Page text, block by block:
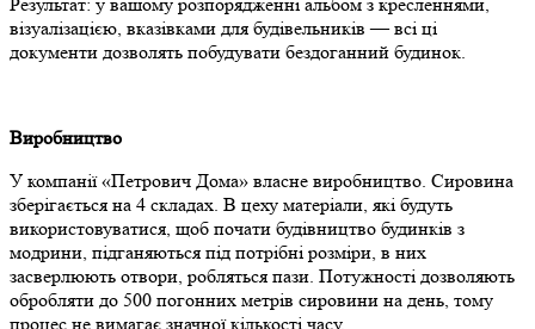
візуалізацією, вказівками для будівельників — всі ці
документи дозволять побудувати бездоганний будинок.
Виробництво
У компанії «Петрович Дома» власне виробництво. Сировина
зберігається на 4 складах. В цеху матеріали, які будуть
використовуватися, щоб почати будівництво будинків з
модрини, підганяються під потрібні розміри, в них
засверлюють отвори, робляться пази. Потужності дозволяють
обробляти до 500 погонних метрів сировини на день, тому
процес не вимагає значної кількості часу.